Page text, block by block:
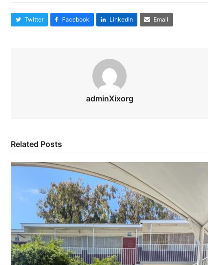
Twitter Facebook LinkedIn Email
adminXixorg
Related Posts